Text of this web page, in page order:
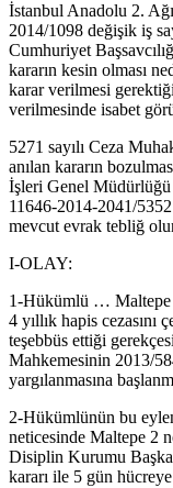
İstanbul Anadolu 2.
2014/1098 değişik iş
Cumhuriyet
kararın kesin olması
karar verilmesi
verilmesinde isabet
5271 sayılı Ceza
anılan kararın
İşleri Genel
11646-2014-2041/5352
mevcut evrak tebliğ
I-OLAY:
1-Hükümlü … Maltepe
4 yıllık hapis
teşebbüs ettiği
Mahkemesinin 2013/
yargılanmasına
2-Hükümlünün bu
neticesinde Maltepe 2
Disiplin Kurumu
kararı ile 5 gün